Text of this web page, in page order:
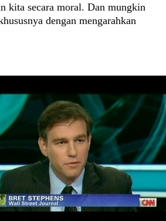
kita secara moral. Dan mungkin
dengan mengarahkan